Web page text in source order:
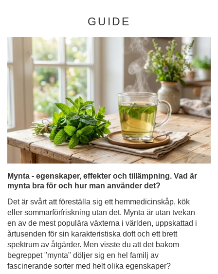
Mynta - egenskaper, effekter och tillämpning. Vad är
mynta bra för och hur man använder det?
Det är svårt att föreställa sig ett hemmedicinskåp, kök
eller sommarförfriskning utan det. Mynta är utan tvekan
en av de mest populära växterna i världen, uppskattad i
årtusenden för sin karakteristiska doft och ett brett
begreppet "mynta" döljer sig en hel familj av
fascinerande sorter med helt olika egenskaper?
Läs mer